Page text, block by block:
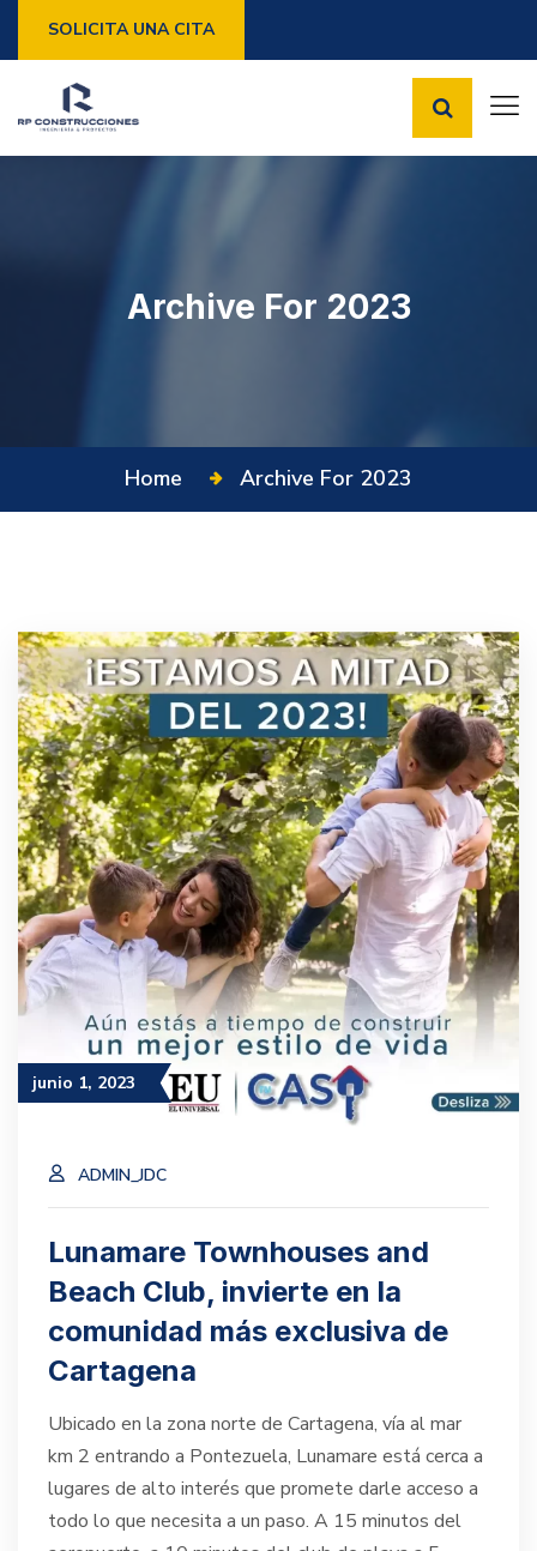
SOLICITA UNA CITA
Archive For 2023
Home Archive For 2023
junio 1, 2023
ADMIN_JDC
Lunamare Townhouses and
Beach Club, invierte en la
comunidad más exclusiva de
Cartagena
Ubicado en la zona norte de Cartagena, vía al mar
km 2 entrando a Pontezuela, Lunamare está cerca a
lugares de alto interés que promete darle acceso a
todo lo que necesita a un paso. A 15 minutos del